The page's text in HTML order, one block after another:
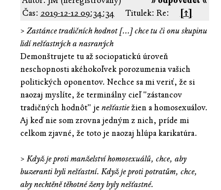
Čas: 2019-12-12 09:34:34 Titulek: Re:
[↑]
> Zastánce tradičních hodnot [...] chce tu či onu skupinu
lidí nešťastných a nasraných
Demonštrujete tu až sociopatickú úroveň
neschopnosti akéhokoľvek porozumenia vašich
politických oponentov. Nechce sa mi veriť, že si
naozaj myslíte, že terminálny cieľ "zástancov
tradičných hodnôt" je nešťastiežien a homosexuálov.
Aj keď nie som zrovna jedným z nich, príde mi
celkom zjavné, že toto je naozaj hlúpa karikatúra.
> Když je proti manželství homosexuálů, chce, aby
buzeranti byli nešťastní. Když je proti potratům, chce,
aby nechtěně těhotné ženy byly nešťastné.